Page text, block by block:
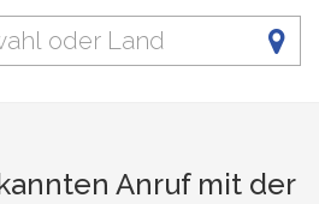
Anruf mit der